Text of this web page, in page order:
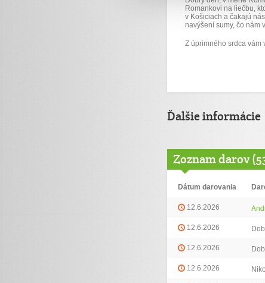
Romankovi na liečbu,
v Košiciach a čakajú
navýšení sumy, čo nám
Z úprimného srdca vám
Ďalšie informácie
Zoznam darov
Dátum darovania
12.6.2026
12.6.2026
12.6.2026
12.6.2026